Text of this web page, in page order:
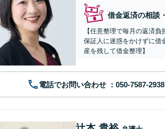
借金返済の相談
【任意整理で毎月の返済
保証人に迷惑をかけずに借
産を残して借金整理】
電話でお問い合わせ